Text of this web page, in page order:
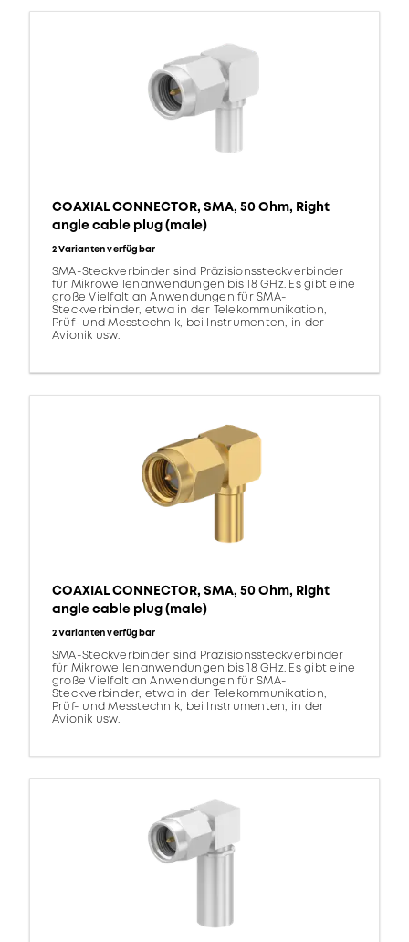
COAXIAL CONNECTOR, SMA, 50 Ohm, Right
angle cable plug (male)
2 Varianten verfügbar
SMA-Steckverbinder sind Präzisionssteckverbinder
für Mikrowellenanwendungen bis 18 GHz. Es gibt eine
große Vielfalt an Anwendungen für SMA-
Steckverbinder, etwa in der Telekommunikation,
Prüf- und Messtechnik, bei Instrumenten, in der
Avionik usw.
COAXIAL CONNECTOR, SMA, 50 Ohm, Right
angle cable plug (male)
2 Varianten verfügbar
SMA-Steckverbinder sind Präzisionssteckverbinder
für Mikrowellenanwendungen bis 18 GHz. Es gibt eine
große Vielfalt an Anwendungen für SMA-
Steckverbinder, etwa in der Telekommunikation,
Prüf- und Messtechnik, bei Instrumenten, in der
Avionik usw.